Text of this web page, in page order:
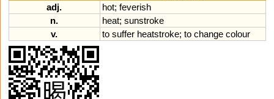
adj.
hot; feverish
n.
heat; sunstroke
v.
to suffer heatstroke; to change colour